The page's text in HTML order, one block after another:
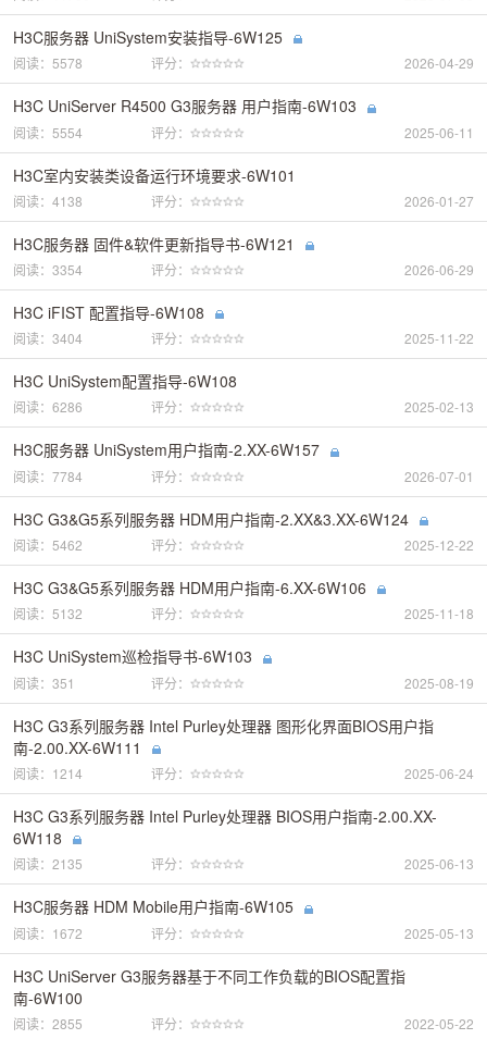
H3C服务器 UniSystem安装指导-6W125
阅读：5578 评分： 2026-04-29
H3C UniServer R4500 G3服务器 用户指南-6W103
阅读：5554 评分： 2025-06-11
H3C室内安装类设备运行环境要求-6W101
阅读：4138 评分： 2026-01-27
H3C服务器 固件&软件更新指导书-6W121
阅读：3354 评分： 2026-06-29
H3C iFIST 配置指导-6W108
阅读：3404 评分： 2025-11-22
H3C UniSystem配置指导-6W108
阅读：6286 评分： 2025-02-13
H3C服务器 UniSystem用户指南-2.XX-6W157
阅读：7784 评分： 2026-07-01
H3C G3&G5系列服务器 HDM用户指南-2.XX&3.XX-6W124
阅读：5462 评分： 2025-12-22
H3C G3&G5系列服务器 HDM用户指南-6.XX-6W106
阅读：5132 评分： 2025-11-18
H3C UniSystem巡检指导书-6W103
阅读：351 评分： 2025-08-19
H3C G3系列服务器 Intel Purley处理器 图形化界面BIOS用户指
南-2.00.XX-6W111
阅读：1214 评分： 2025-06-24
H3C G3系列服务器 Intel Purley处理器 BIOS用户指南-2.00.XX-
6W118
阅读：2135 评分： 2025-06-13
H3C服务器 HDM Mobile用户指南-6W105
阅读：1672 评分： 2025-05-13
H3C UniServer G3服务器基于不同工作负载的BIOS配置指
南-6W100
阅读：2855 评分： 2022-05-22